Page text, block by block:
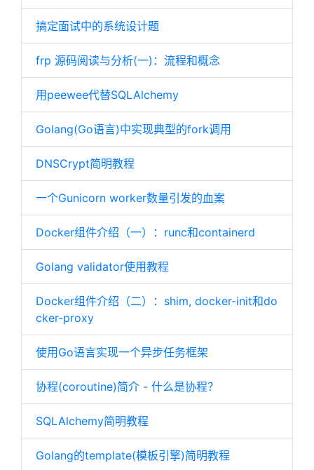
搞定面试中的系统设计题
frp 源码阅读与分析(一)：流程和概念
用peewee代替SQLAlchemy
Golang(Go语言)中实现典型的fork调用
DNSCrypt简明教程
一个Gunicorn worker数量引发的血案
Docker组件介绍（一）：runc和containerd
Golang validator使用教程
Docker组件介绍（二）：shim, docker-init和do
cker-proxy
使用Go语言实现一个异步任务框架
协程(coroutine)简介 - 什么是协程？
SQLAlchemy简明教程
Golang的template(模板引擎)简明教程